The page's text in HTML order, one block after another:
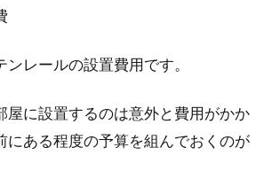
なってい...
レールの設置費用です。
屋に設置するのは意外と費用がかか
にある程度の予算を組んでおくのが